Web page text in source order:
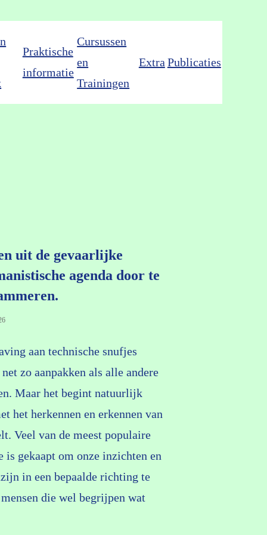
Praktische
informatie
Cursussen
en
Trainingen
Extra Publicaties
uit de gevaarlijke
agenda door te
aan technische snufjes
zo aanpakken als alle andere
Maar het begint natuurlijk
het herkennen en erkennen van
Veel van de meest populaire
is gekaapt om onze inzichten en
in een bepaalde richting te
die wel begrijpen wat